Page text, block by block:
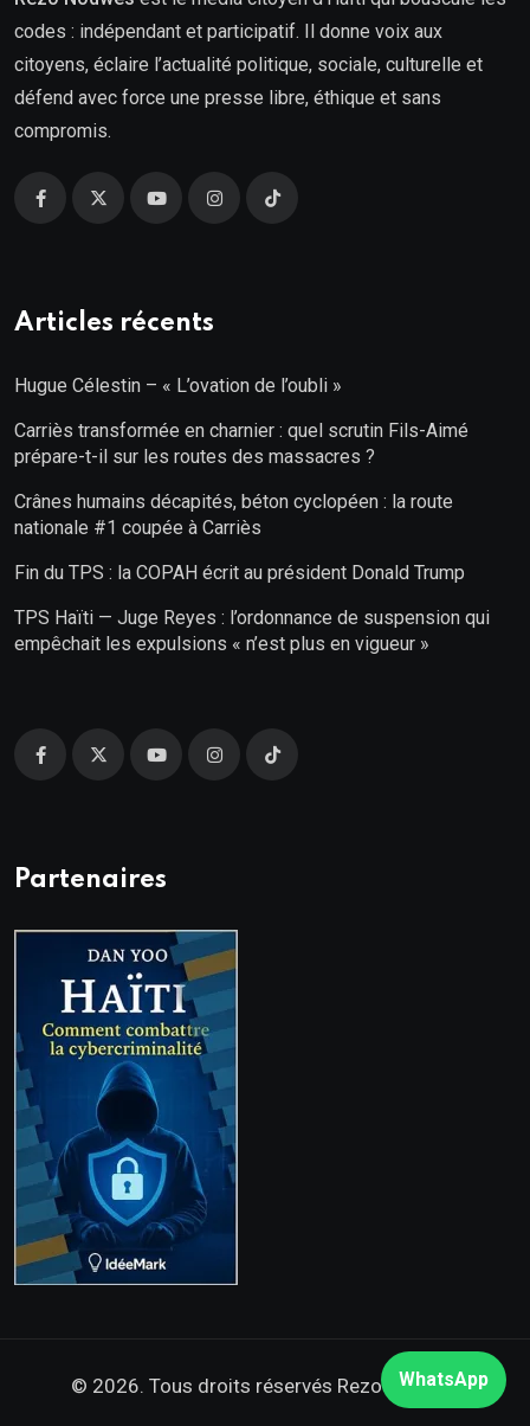
WhatsApp
codes : indépendant et participatif. Il donne voix aux
citoyens, éclaire l’actualité politique, sociale, culturelle et
défend avec force une presse libre, éthique et sans
compromis.
Articles récents
Hugue Célestin – « L’ovation de l’oubli »
Carriès transformée en charnier : quel scrutin Fils-Aimé
prépare-t-il sur les routes des massacres ?
Crânes humains décapités, béton cyclopéen : la route
nationale #1 coupée à Carriès
Fin du TPS : la COPAH écrit au président Donald Trump
TPS Haïti — Juge Reyes : l’ordonnance de suspension qui
empêchait les expulsions « n’est plus en vigueur »
Partenaires
© 2026. Tous droits réservés Rezo Nòdwès